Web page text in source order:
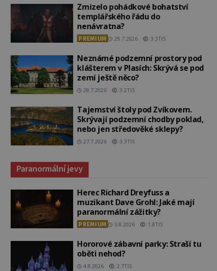
Zmizelo pohádkové bohatství
templářského řádu do
nenávratna?
PREMIUM 29.7.2026 3.3TIS
Neznámé podzemní prostory pod
klášterem v Plasích: Skrývá se pod
zemí ještě něco?
28.7.2026 3.2TIS
Tajemství štoly pod Zvíkovem.
Skrývají podzemní chodby poklad,
nebo jen středověké sklepy?
27.7.2026 3.3TIS
Paranormální jevy
Herec Richard Dreyfuss a
muzikant Dave Grohl: Jaké mají
paranormální zážitky?
PREMIUM 5.8.2026 1.8TIS
Hororové zábavní parky: Straší tu
oběti nehod?
4.8.2026 2.7TIS